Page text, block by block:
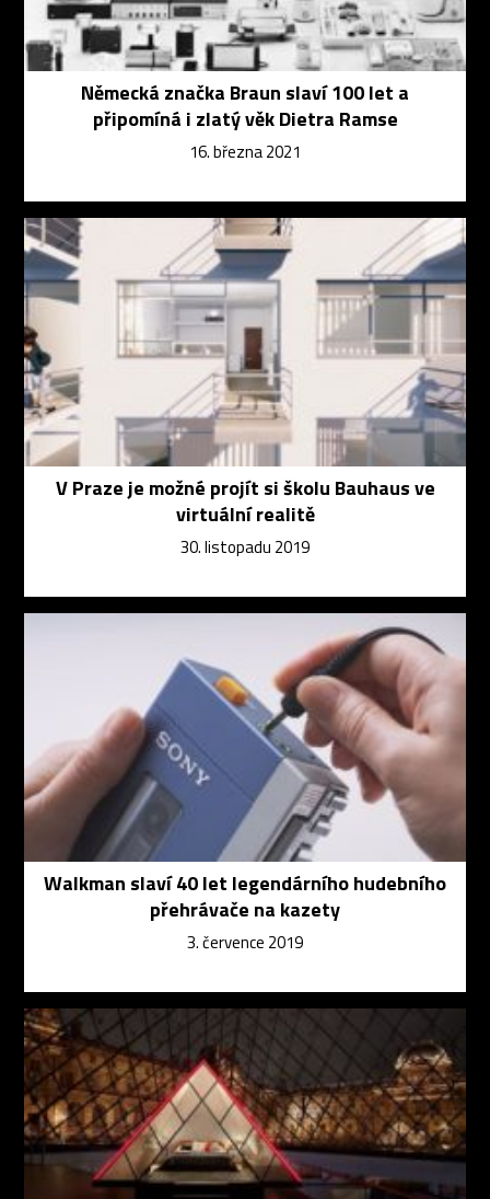
Německá značka Braun slaví 100 let a
připomíná i zlatý věk Dietra Ramse
16. března 2021
V Praze je možné projít si školu Bauhaus ve
virtuální realitě
30. listopadu 2019
Walkman slaví 40 let legendárního hudebního
přehrávače na kazety
3. července 2019